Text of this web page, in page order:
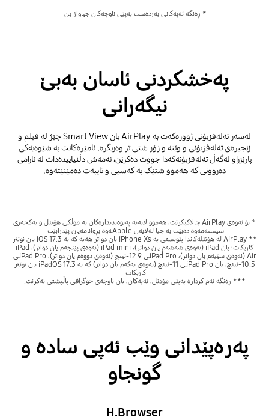
* ڕەنگە ئەپەکانی بەردەست بەپێی ناوچەکان جیاواز بن.
پەخشکردنی ئاسان بەبێ
نیگەرانی
لەسەر تەلەفزیۆنی ژوورەکەت بە AirPlay یان Smart View چێژ لە فیلم و
زنجیرەی تەلەفزیۆنی و وێنە و زۆر شتی تر وەربگرە. ئامێرەکانت بە شێوەیەکی
پارێزراو لەگەڵ تەلەفزیۆنەکەدا جووت دەکرێن، ئەمەش دڵنیاییدەدات لە ئارامی
دەروونی کە هەموو شتێک بە کەسیی و تایبەت دەمێنێتەوە.
* بۆ ئەوەی AirPlay چالاکبکرێت، هەموو لایەنە پەیوەندیدارەکان بە موڵکی هۆتێل و یەکخەری
سیستەمەوە دەبێت بە جیا لەلایەن Appleـەوە بڕوانامەیان پێدرابێت.
** AirPlay لە هۆتێلەکاندا پێویستی بە iPhone Xs یان دواتر هەیە کە بە iOS 17.3 یان نوێتر
کاربکات؛ یان iPad (نەوەی شەشەم یان دواتر)، iPad mini (نەوەی پێنجەم یان دواتر)، iPad
Air (نەوەی سێیەم یان دواتر)، iPad Proـی 12.9-ئینچ (نەوەی دووەم یان دواتر)، iPad Proـی
10.5-ئینچ، یان iPad Proـی 11-ئینچ (نەوەی یەکەم یان دواتر) کە بە iPadOS 17.3 یان نوێتر
کاربکات.
*** ڕەنگە ئەم کردارە بەپێی مۆدێل، ئەپەکان، یان ناوچەی جوگرافی پاڵپشتی نەکرێت.
پەرەپێدانی وێب ئەپی سادە و
گونجاو
H.Browser